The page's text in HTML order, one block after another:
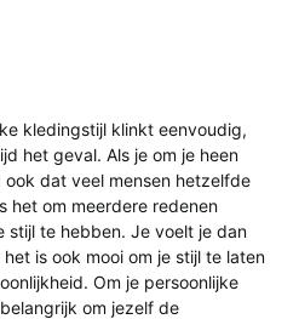
kledingstijl klinkt eenvoudig,
het geval. Als je om je heen
dat veel mensen hetzelfde
het om meerdere redenen
stijl te hebben. Je voelt je dan
is ook mooi om je stijl te laten
Om je persoonlijke
om jezelf de